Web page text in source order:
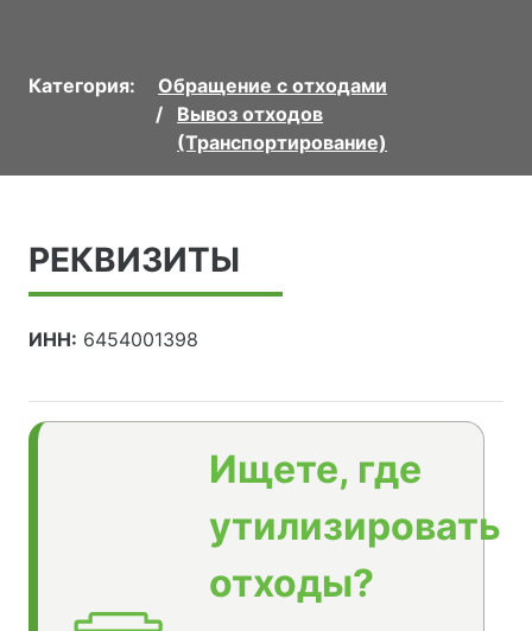
Категория:
Обращение с отходами
Вывоз отходов
(Транспортирование)
РЕКВИЗИТЫ
ИНН: 6454001398
Ищете, где
утилизировать
отходы?